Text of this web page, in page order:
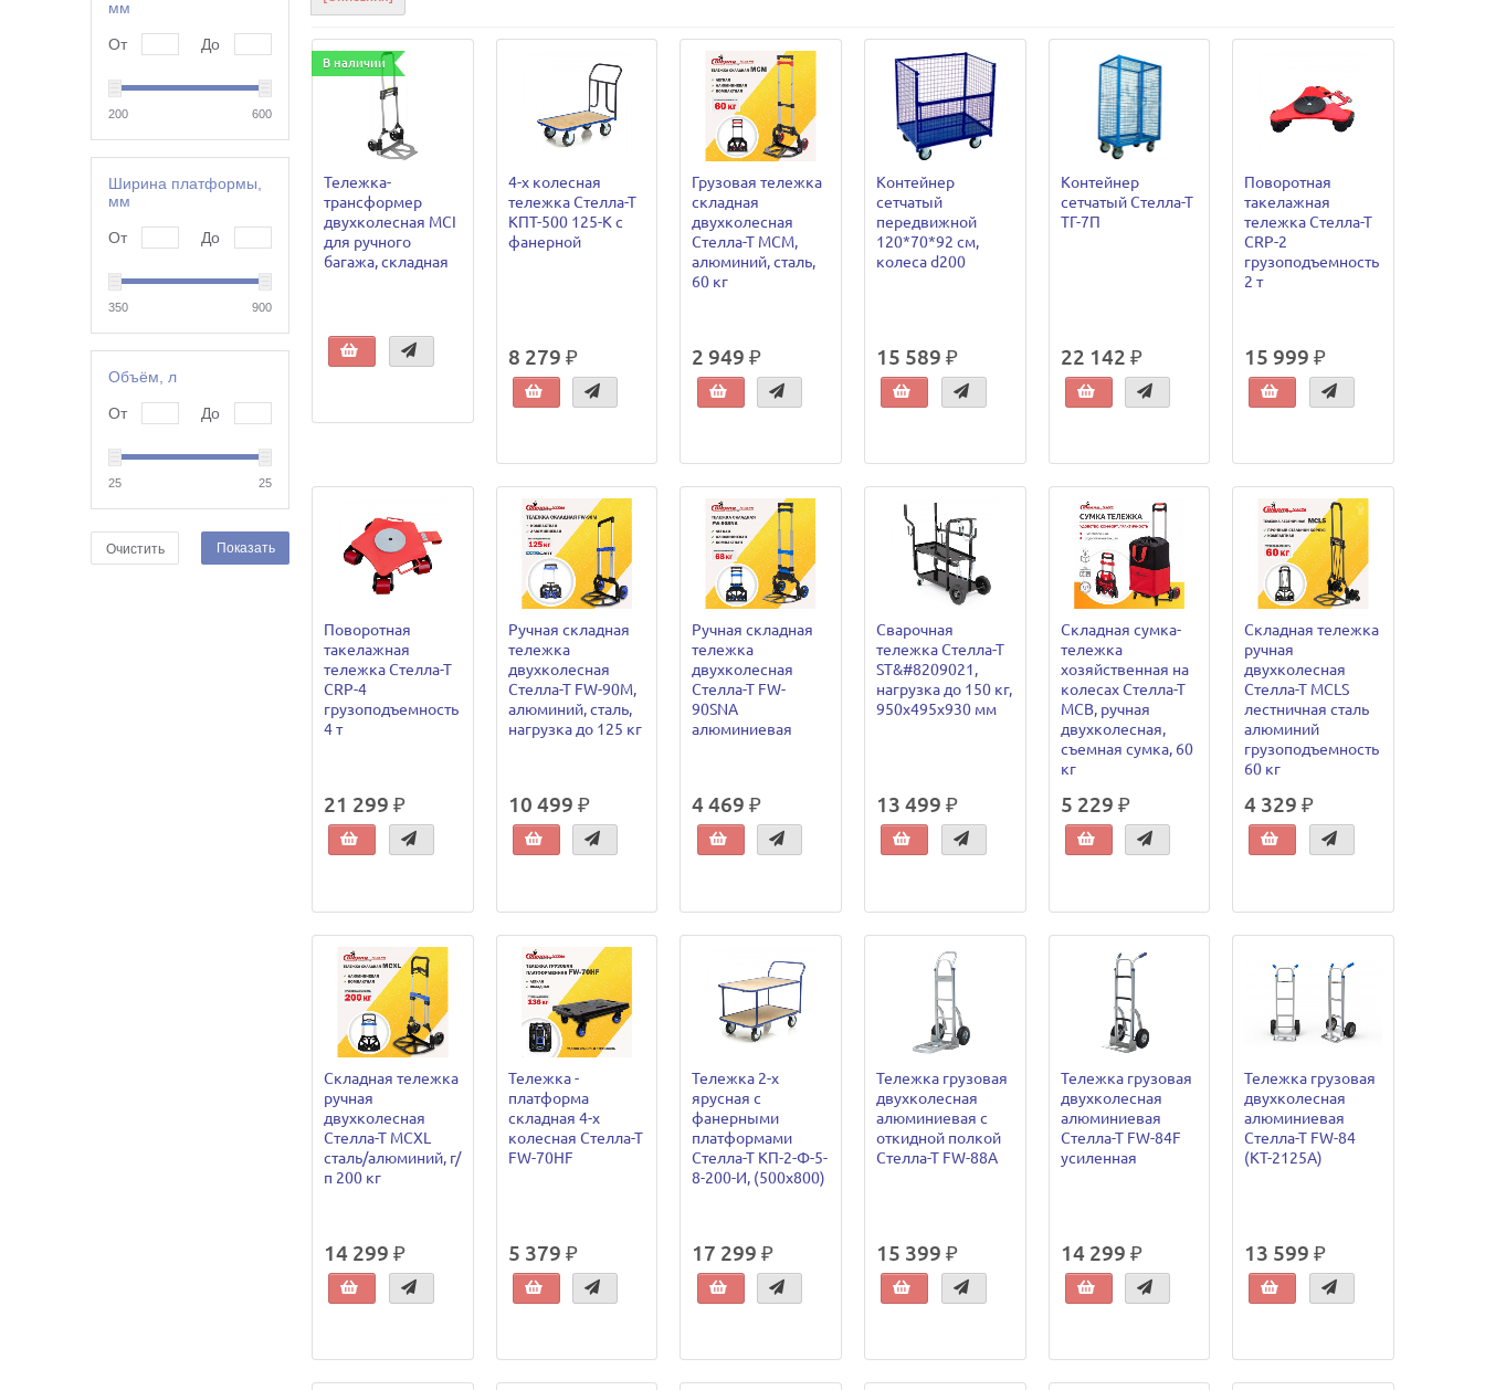
грузовая
лестничная
трансформер
мм
От До
200 600
Ширина платформы,
мм
От До
350 900
Объём, л
От До
25 25
Очистить Показать
В наличии
Тележка-
трансформер
двухколесная MCI
для ручного
багажа, складная
4-х колесная
тележка Стелла-Т
КПТ-500 125-К с
фанерной
8 279 ₽
Грузовая тележка
складная
двухколесная
Стелла-Т MCM,
алюминий, сталь,
60 кг
2 949 ₽
Контейнер
сетчатый
передвижной
120*70*92 см,
колеса d200
15 589 ₽
Контейнер
сетчатый Стелла-Т
ТГ-7П
22 142 ₽
Поворотная
такелажная
тележка Стелла-Т
CRP-2
грузоподъемность
2 т
15 999 ₽
Поворотная
такелажная
тележка Стелла-Т
CRP-4
грузоподъемность
4 т
21 299 ₽
Ручная складная
тележка
двухколесная
Стелла-Т FW-90M,
алюминий, сталь,
нагрузка до 125 кг
10 499 ₽
Ручная складная
тележка
двухколесная
Стелла-Т FW-
90SNA
алюминиевая
4 469 ₽
Сварочная
тележка Стелла-Т
ST&#8209021,
нагрузка до 150 кг,
950х495х930 мм
13 499 ₽
Складная сумка-
тележка
хозяйственная на
колесах Стелла-Т
MCB, ручная
двухколесная,
съемная сумка, 60
кг
5 229 ₽
Складная тележка
ручная
двухколесная
Стелла-Т MCLS
лестничная сталь
алюминий
грузоподъемность
60 кг
4 329 ₽
Складная тележка
ручная
двухколесная
Стелла-Т MCXL
сталь/алюминий, г/
п 200 кг
14 299 ₽
Тележка -
платформа
складная 4-х
колесная Стелла-Т
FW-70HF
5 379 ₽
Тележка 2-х
ярусная с
фанерными
платформами
Стелла-Т КП-2-Ф-5-
8-200-И, (500х800)
17 299 ₽
Тележка грузовая
двухколесная
алюминиевая с
откидной полкой
Стелла-Т FW-88А
15 399 ₽
Тележка грузовая
двухколесная
алюминиевая
Стелла-Т FW-84F
усиленная
14 299 ₽
Тележка грузовая
двухколесная
алюминиевая
Стелла-Т FW-84
(КТ-2125А)
13 599 ₽